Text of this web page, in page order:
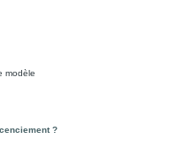
modèle
?